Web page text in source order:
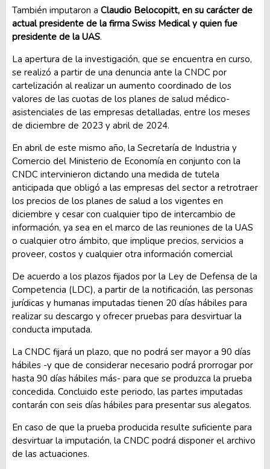
También imputaron a Claudio Belocopitt, en su carácter de
actual presidente de la firma Swiss Medical y quien fue
presidente de la UAS.
La apertura de la investigación, que se encuentra en curso,
se realizó a partir de una denuncia ante la CNDC por
cartelización al realizar un aumento coordinado de los
valores de las cuotas de los planes de salud médico-
asistenciales de las empresas detalladas, entre los meses
de diciembre de 2023 y abril de 2024.
En abril de este mismo año, la Secretaría de Industria y
Comercio del Ministerio de Economía en conjunto con la
CNDC intervinieron dictando una medida de tutela
anticipada que obligó a las empresas del sector a retrotraer
los precios de los planes de salud a los vigentes en
diciembre y cesar con cualquier tipo de intercambio de
información, ya sea en el marco de las reuniones de la UAS
o cualquier otro ámbito, que implique precios, servicios a
proveer, costos y cualquier otra información comercial
De acuerdo a los plazos fijados por la Ley de Defensa de la
Competencia (LDC), a partir de la notificación, las personas
jurídicas y humanas imputadas tienen 20 días hábiles para
realizar su descargo y ofrecer pruebas para desvirtuar la
conducta imputada.
La CNDC fijará un plazo, que no podrá ser mayor a 90 días
hábiles -y que de considerar necesario podrá prorrogar por
hasta 90 días hábiles más- para que se produzca la prueba
concedida. Concluido este periodo, las partes imputadas
contarán con seis días hábiles para presentar sus alegatos.
En caso de que la prueba producida resulte suficiente para
desvirtuar la imputación, la CNDC podrá disponer el archivo
de las actuaciones.